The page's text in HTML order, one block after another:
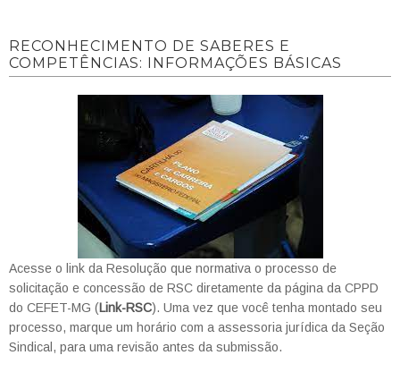
RECONHECIMENTO DE SABERES E
COMPETÊNCIAS: INFORMAÇÕES BÁSICAS
Acesse o link da Resolução que normativa o processo de
solicitação e concessão de RSC diretamente da página da CPPD
do CEFET-MG (Link-RSC). Uma vez que você tenha montado seu
processo, marque um horário com a assessoria jurídica da Seção
Sindical, para uma revisão antes da submissão.